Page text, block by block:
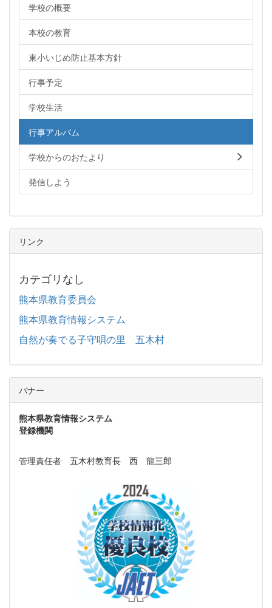
学校の概要
本校の教育
東小いじめ防止基本方針
行事予定
学校生活
行事アルバム
学校からのおたより
発信しよう
リンク
カテゴリなし
熊本県教育委員会
熊本県教育情報システム
自然が奏でる子守唄の里 五木村
バナー
熊本県教育情報システム
登録機関
管理責任者 五木村教育長 西 龍三郎